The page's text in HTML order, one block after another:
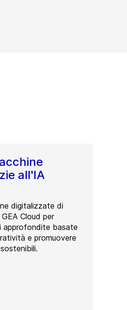
all'IA
digitalizzate di
Cloud per
approfondite basate
e promuovere